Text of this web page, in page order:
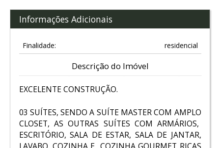
Informações Adicionais
Finalidade: residencial
Descrição do Imóvel
EXCELENTE CONSTRUÇÃO.
03 SUÍTES, SENDO A SUÍTE MASTER COM AMPLO
CLOSET, AS OUTRAS SUÍTES COM ARMÁRIOS,
ESCRITÓRIO, SALA DE ESTAR, SALA DE JANTAR,